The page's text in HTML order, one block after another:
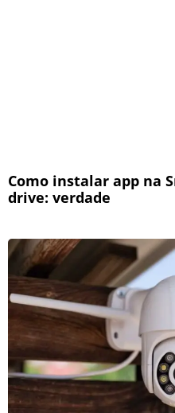
Como instalar app na
drive: verdade